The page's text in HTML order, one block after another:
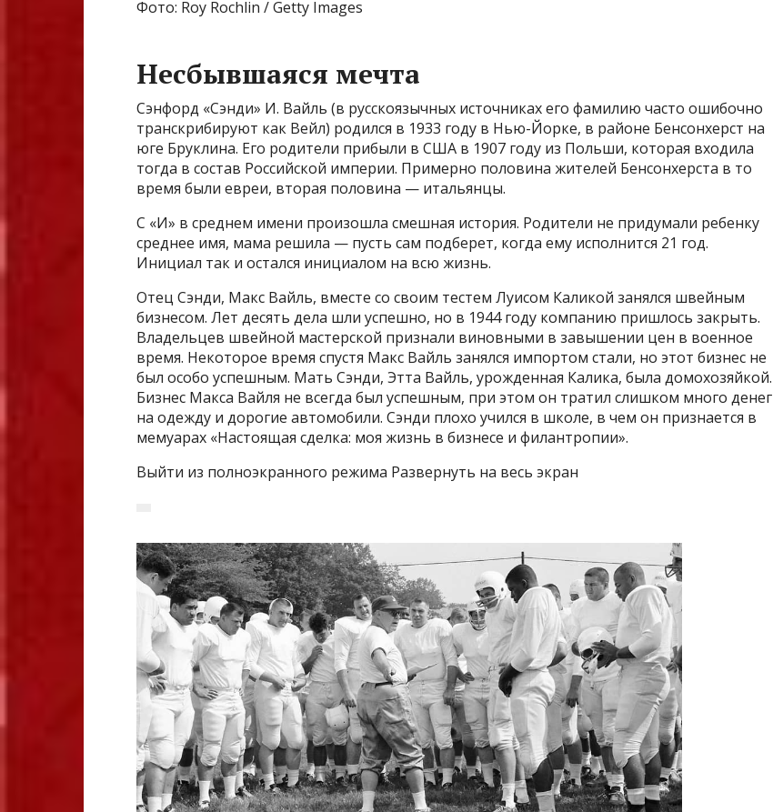
Фото: Roy Rochlin / Getty Images
Несбывшаяся мечта
Сэнфорд «Сэнди» И. Вайль (в русскоязычных источниках его фамилию часто ошибочно
транскрибируют как Вейл) родился в 1933 году в Нью-Йорке, в районе Бенсонхерст на
юге Бруклина. Его родители прибыли в США в 1907 году из Польши, которая входила
тогда в состав Российской империи. Примерно половина жителей Бенсонхерста в то
время были евреи, вторая половина — итальянцы.
С «И» в среднем имени произошла смешная история. Родители не придумали ребенку
среднее имя, мама решила — пусть сам подберет, когда ему исполнится 21 год.
Инициал так и остался инициалом на всю жизнь.
Отец Сэнди, Макс Вайль, вместе со своим тестем Луисом Каликой занялся швейным
бизнесом. Лет десять дела шли успешно, но в 1944 году компанию пришлось закрыть.
Владельцев швейной мастерской признали виновными в завышении цен в военное
время. Некоторое время спустя Макс Вайль занялся импортом стали, но этот бизнес не
был особо успешным. Мать Сэнди, Этта Вайль, урожденная Калика, была домохозяйкой.
Бизнес Макса Вайля не всегда был успешным, при этом он тратил слишком много денег
на одежду и дорогие автомобили. Сэнди плохо учился в школе, в чем он признается в
мемуарах «Настоящая сделка: моя жизнь в бизнесе и филантропии».
Выйти из полноэкранного режима Развернуть на весь экран